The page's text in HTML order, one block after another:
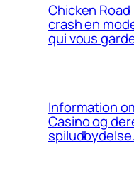
Chicken
crash en
qui vous
Information
Casino og
spiludbydelse.